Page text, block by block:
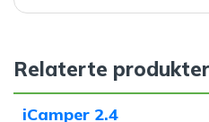
Relaterte produkter
iCamper 2.4